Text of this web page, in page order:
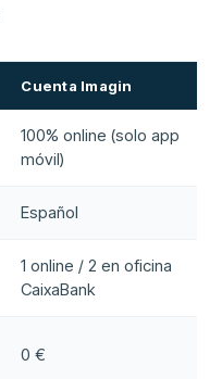
Cuenta Imagin
100% online (solo app
móvil)
Español
1 online / 2 en oficina
CaixaBank
0 €